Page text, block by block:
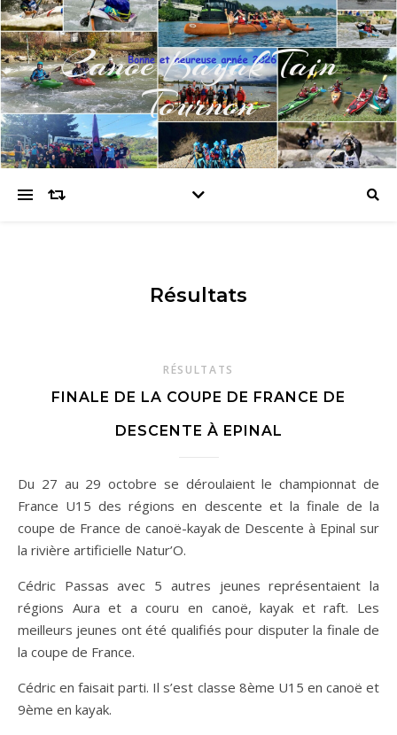
Canoe Kayak Tain
Tournon
Résultats
RÉSULTATS
FINALE DE LA COUPE DE FRANCE DE
DESCENTE À EPINAL
Du 27 au 29 octobre se déroulaient le championnat de
France U15 des régions en descente et la finale de la
coupe de France de canoë-kayak de Descente à Epinal sur
la rivière artificielle Natur’O.
Cédric Passas avec 5 autres jeunes représentaient la
régions Aura et a couru en canoë, kayak et raft. Les
meilleurs jeunes ont été qualifiés pour disputer la finale de
la coupe de France.
Cédric en faisait parti. Il s’est classe 8ème U15 en canoë et
9ème en kayak.